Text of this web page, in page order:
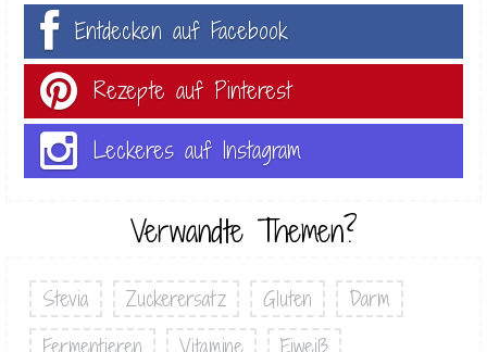
Entdecken auf Facebook
Rezepte auf Pinterest
Leckeres auf Instagram
Verwandte Themen?
Stevia Zuckerersatz Gluten
Darm